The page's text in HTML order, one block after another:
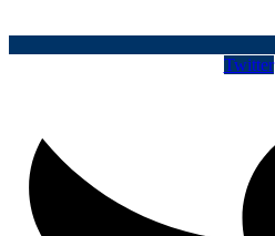
Twitter